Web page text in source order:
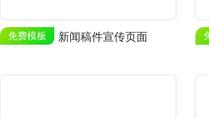
免费模板 新闻稿件宣传页面